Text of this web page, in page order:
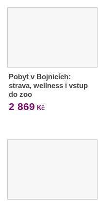
Pobyt v Bojnicích:
strava, wellness i vstup
do zoo
2 869 Kč